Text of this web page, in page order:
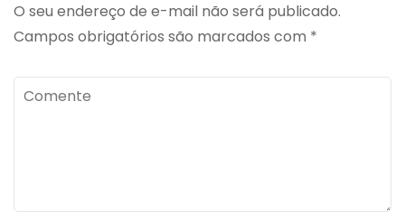
O seu endereço de e-mail não será publicado.
Campos obrigatórios são marcados com *
Comente